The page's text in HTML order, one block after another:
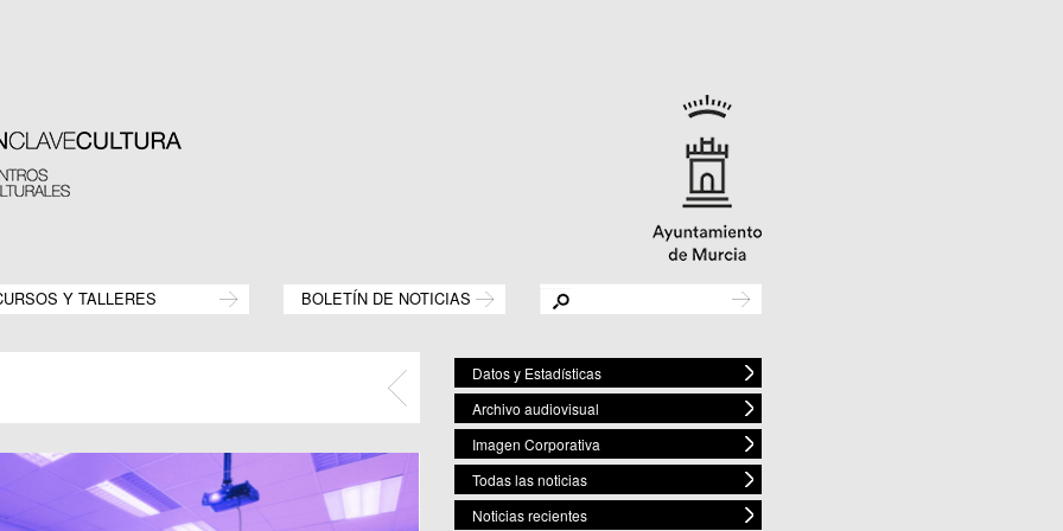
Y TALLERES BOLETÍN DE NOTICIAS
Datos y Estadísticas
Archivo audiovisual
Imagen Corporativa
Todas las noticias
Noticias recientes